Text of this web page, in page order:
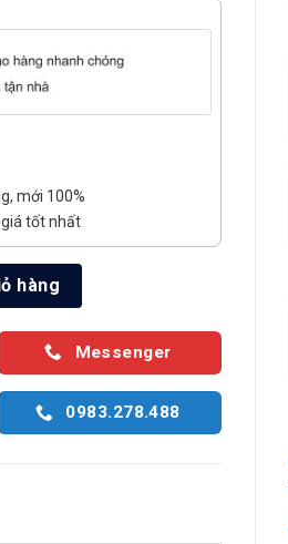
mới 100%
tốt nhất
số lượng
hàng
Messenger
0983.278.488